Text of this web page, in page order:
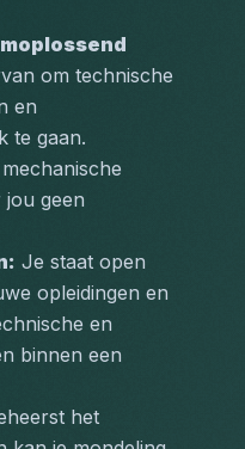
om technische
en
te gaan.
geen
Je staat open
opleidingen en
en
binnen een
het